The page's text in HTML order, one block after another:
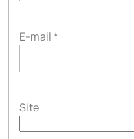
E-mail*
Site